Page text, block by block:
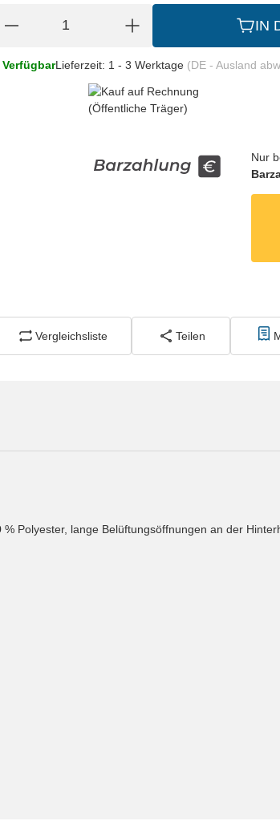
IN
VerfügbarLieferzeit: 1 - 3 Werktage (DE - Ausland
Nur
Vergleichsliste Teilen
Polyester, lange Belüftungsöffnungen an der